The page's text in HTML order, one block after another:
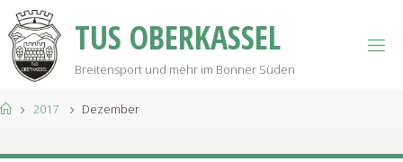
Skip
to
content
TUS OBERKASSEL
Breitensport und mehr im Bonner Süden
Home2017 Dezember